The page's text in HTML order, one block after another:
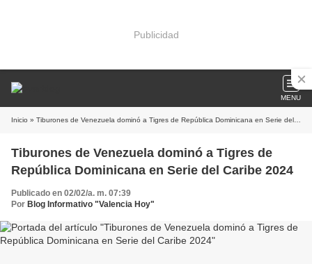
Publicidad
MENU
Inicio » Tiburones de Venezuela dominó a Tigres de República Dominicana en Serie del Caribe 2024
Tiburones de Venezuela dominó a Tigres de
República Dominicana en Serie del Caribe 2024
Publicado en 02/02/a. m. 07:39
Por Blog Informativo "Valencia Hoy"